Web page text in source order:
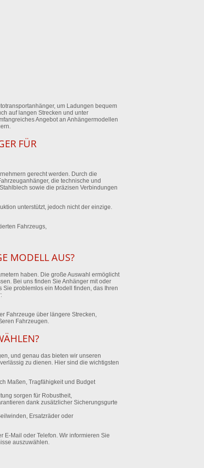
um Ladungen bequem
auf langen Strecken und unter
Angebot an Anhängermodellen
FÜR
gerecht werden. Durch die
die technische und
sowie die präzisen Verbindungen
unterstützt, jedoch nicht der einzige.
Fahrzeugs,
MODELL AUS?
haben. Die große Auswahl ermöglicht
Bei uns finden Sie Anhänger mit oder
Sie problemlos ein Modell finden, das Ihren
Fahrzeuge über längere Strecken,
Fahrzeugen.
und genau das bieten wir unseren
zu dienen. Hier sind die wichtigsten
Maßen, Tragfähigkeit und Budget
sorgen für Robustheit,
dank zusätzlicher Sicherungsgurte
Ersatzräder oder
E-Mail oder Telefon. Wir informieren Sie
auszuwählen.